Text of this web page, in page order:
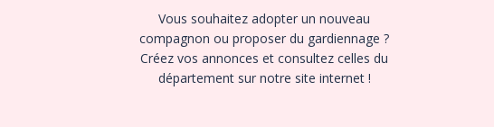
Vous souhaitez adopter un nouveau
compagnon ou proposer du gardiennage ?
Créez vos annonces et consultez celles du
département sur notre site internet !